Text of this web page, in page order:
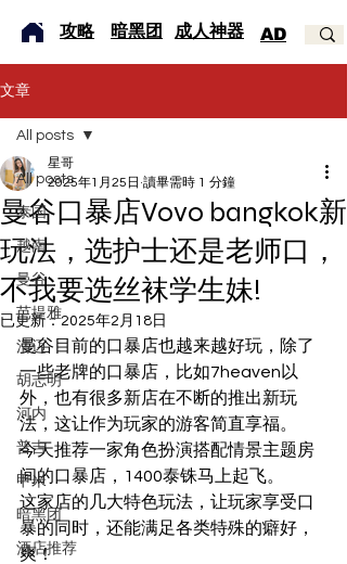
​攻略 暗黑团 成人神器 AD
文章
All posts
泰国
越南
曼谷
芭提雅
清迈
胡志明
河内
普吉
甲米
暗黑团
酒店推荐
All posts
曼谷口暴店Vovo bangkok新
玩法，选护士还是老师口，
不我要选丝袜学生妹!
星哥
2025年1月25日 讀畢需時 1 分鐘
已更新：2025年2月18日
曼谷目前的口暴店也越来越好玩，除了
一些老牌的口暴店，比如7heaven以
外，也有很多新店在不断的推出新玩
法，这让作为玩家的游客简直享福。
今天推荐一家角色扮演搭配情景主题房
间的口暴店，1400泰铢马上起飞。
这家店的几大特色玩法，让玩家享受口
暴的同时，还能满足各类特殊的癖好，
爽！